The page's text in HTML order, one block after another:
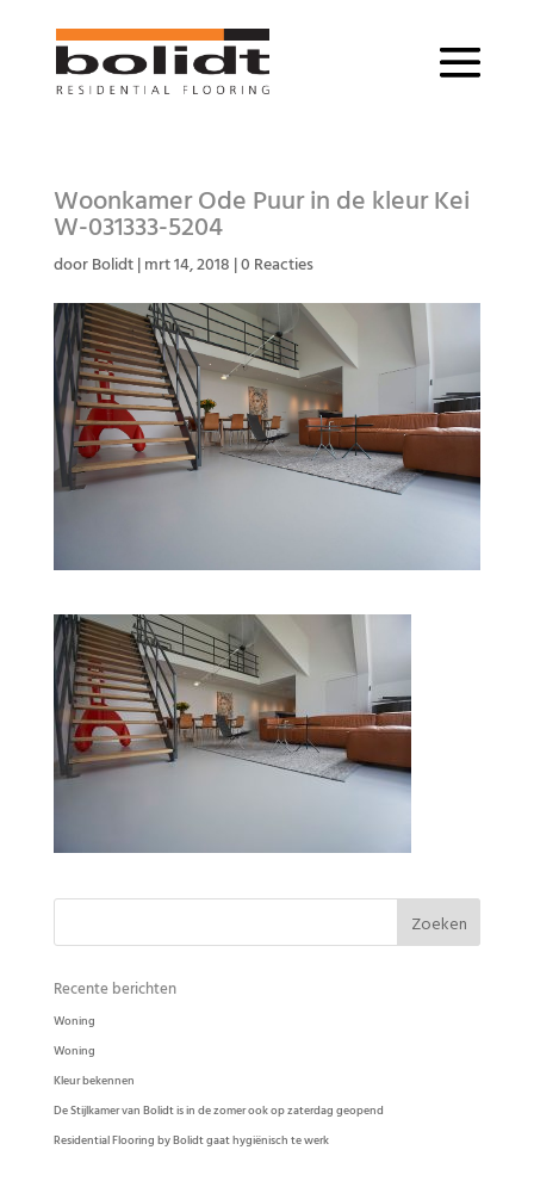
Woonkamer Ode Puur in de kleur Kei
W-031333-5204
doorBolidt|mrt 14, 2018 |0 Reacties
Recente berichten
Woning
Woning
Kleur bekennen
De Stijlkamer van Bolidt is in de zomer ook op zaterdag geopend
Residential Flooring by Bolidt gaat hygiënisch te werk